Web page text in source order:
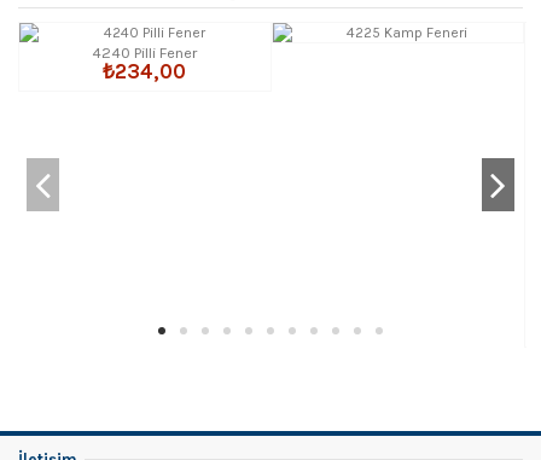
4240 Pilli Fener
₺234,00